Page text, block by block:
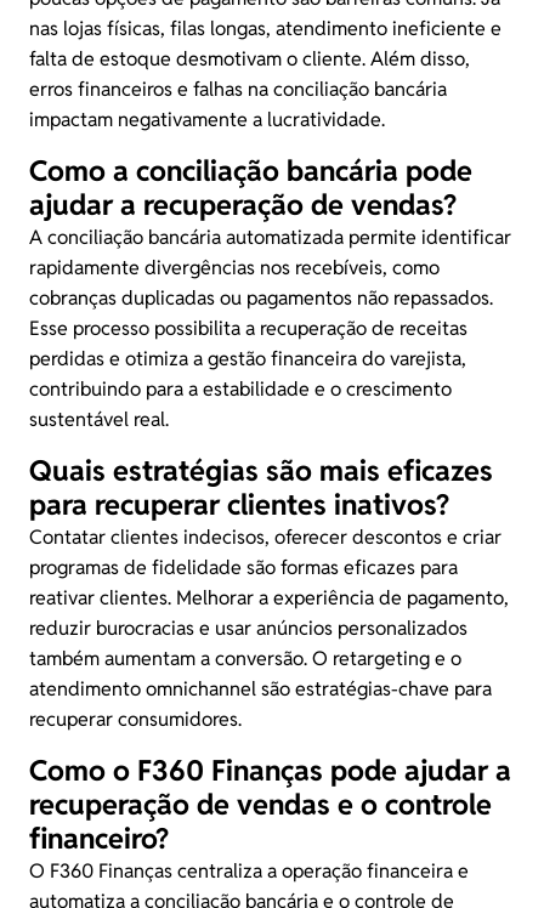
nas lojas físicas, filas longas, atendimento ineficiente e
falta de estoque desmotivam o cliente. Além disso,
erros financeiros e falhas na conciliação bancária
impactam negativamente a lucratividade.
Como a conciliação bancária pode
ajudar a recuperação de vendas?
A conciliação bancária automatizada permite identificar
rapidamente divergências nos recebíveis, como
cobranças duplicadas ou pagamentos não repassados.
Esse processo possibilita a recuperação de receitas
perdidas e otimiza a gestão financeira do varejista,
contribuindo para a estabilidade e o crescimento
sustentável real.
Quais estratégias são mais eficazes
para recuperar clientes inativos?
Contatar clientes indecisos, oferecer descontos e criar
programas de fidelidade são formas eficazes para
reativar clientes. Melhorar a experiência de pagamento,
reduzir burocracias e usar anúncios personalizados
também aumentam a conversão. O retargeting e o
atendimento omnichannel são estratégias-chave para
recuperar consumidores.
Como o F360 Finanças pode ajudar a
recuperação de vendas e o controle
financeiro?
O F360 Finanças centraliza a operação financeira e
automatiza a conciliação bancária e ocontrole de